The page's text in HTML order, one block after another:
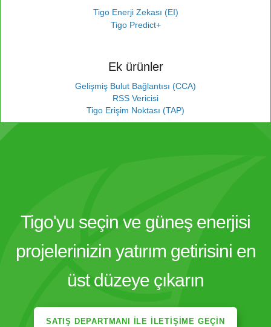
Tigo Enerji Zekası (EI)
Tigo Predict+
Ek ürünler
Gelişmiş Bulut Bağlantısı (CCA)
RSS Vericisi
Tigo Erişim Noktası (TAP)
Tigo'yu seçin ve güneş enerjisi
projelerinizin yatırım getirisini en
üst düzeye çıkarın
SATIŞ DEPARTMANI ILE İLETIŞIME GEÇIN